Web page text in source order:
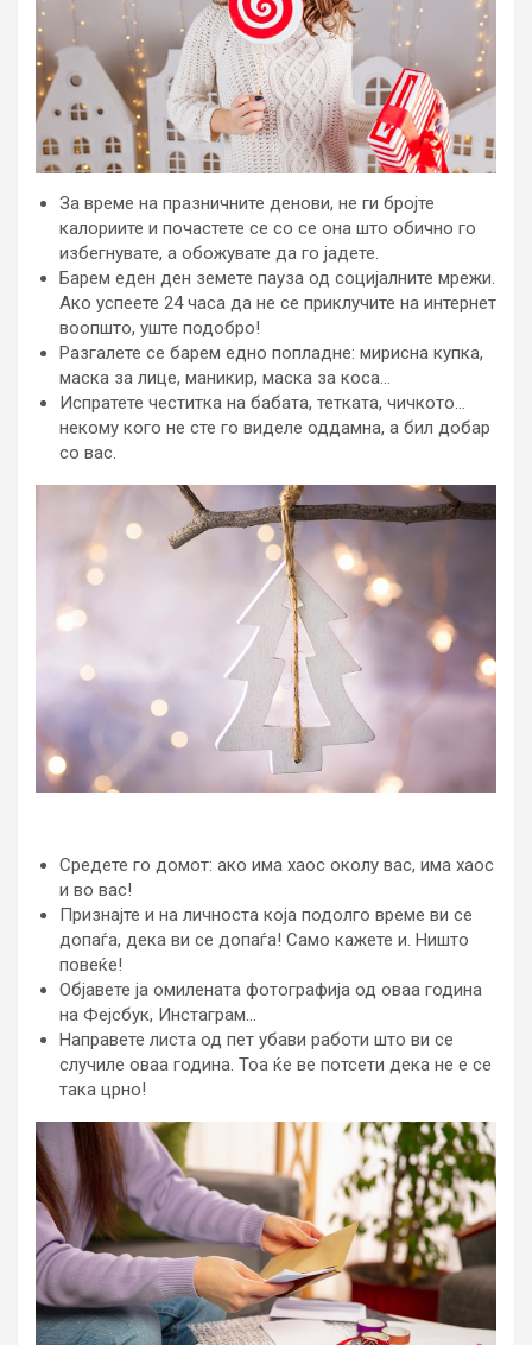
За време на празничните денови, не ги бројте
калориите и почастете се со се она што обично го
избегнувате, а обожувате да го јадете.
Барем еден ден земете пауза од социјалните мрежи.
Ако успеете 24 часа да не се приклучите на интернет
воопшто, уште подобро!
Разгалете се барем едно попладне: мирисна купка,
маска за лице, маникир, маска за коса…
Испратете честитка на бабата, тетката, чичкото…
некому кого не сте го виделе оддамна, а бил добар
со вас.
Средете го домот: ако има хаос околу вас, има хаос
и во вас!
Признајте и на личноста која подолго време ви се
допаѓа, дека ви се допаѓа! Само кажете и. Ништо
повеќе!
Објавете ја омилената фотографија од оваа година
на Фејсбук, Инстаграм…
Направете листа од пет убави работи што ви се
случиле оваа година. Тоа ќе ве потсети дека не е се
така црно!